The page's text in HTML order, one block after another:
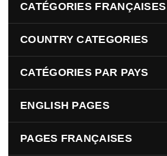
CATÉGORIES FRANÇAISES
COUNTRY CATEGORIES
CATÉGORIES PAR PAYS
ENGLISH PAGES
PAGES FRANÇAISES